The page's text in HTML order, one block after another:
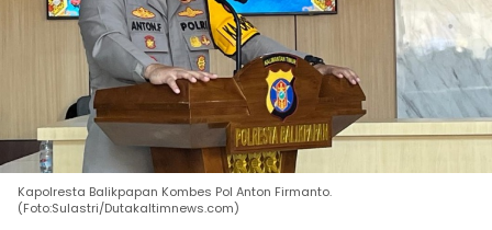
Kapolresta Balikpapan Kombes Pol Anton Firmanto.
(Foto:Sulastri/Dutakaltimnews.com)